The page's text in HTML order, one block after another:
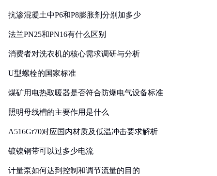
抗渗混凝土中P6和P8膨胀剂分别加多少
法兰PN25和PN16有什么区别
消费者对洗衣机的核心需求调研与分析
U型螺栓的国家标准
煤矿用电热取暖器是否符合防爆电气设备标准
照明母线槽的主要作用是什么
A516Gr70对应国内材质及低温冲击要求解析
镀镍钢带可以过多少电流
计量泵如何达到控制和调节流量的目的